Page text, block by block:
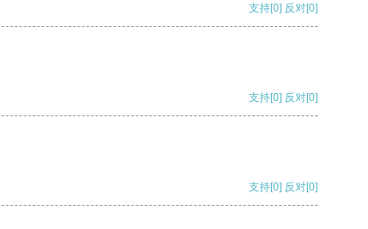
支持[0] 反对[0]
支持[0] 反对[0]
支持[0] 反对[0]